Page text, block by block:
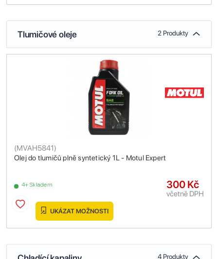
Tlumičové oleje 2 Produkty
Olej do tlumičů plně syntetický 1L - Motul Expert
(MVAH5841)
4+ Skladem 300 Kč
včetně DPH
UKÁZAT MOŽNOSTI
4 Produkty